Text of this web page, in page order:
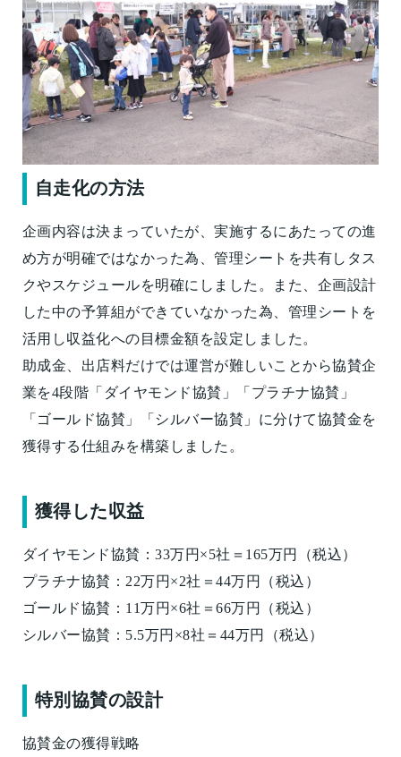
自走化の方法
企画内容は決まっていたが、実施するにあたっての進
め方が明確ではなかった為、管理シートを共有しタス
クやスケジュールを明確にしました。また、企画設計
した中の予算組ができていなかった為、管理シートを
活用し収益化への目標金額を設定しました。
助成金、出店料だけでは運営が難しいことから協賛企
業を4段階「ダイヤモンド協賛」「プラチナ協賛」
「ゴールド協賛」「シルバー協賛」に分けて協賛金を
獲得する仕組みを構築しました。
獲得した収益
ダイヤモンド協賛：33万円×5社＝165万円（税込）
プラチナ協賛：22万円×2社＝44万円（税込）
ゴールド協賛：11万円×6社＝66万円（税込）
シルバー協賛：5.5万円×8社＝44万円（税込）
特別協賛の設計
協賛金の獲得戦略